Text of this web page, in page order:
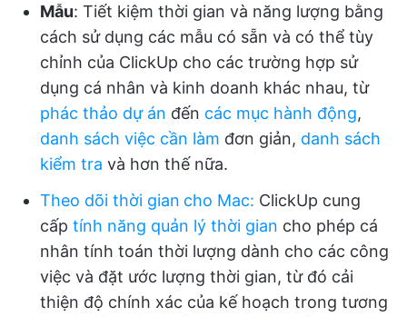
Mẫu: Tiết kiệm thời gian và năng lượng bằng
cách sử dụng các mẫu có sẵn và có thể tùy
chỉnh của ClickUp cho các trường hợp sử
dụng cá nhân và kinh doanh khác nhau, từ
phác thảo dự án đến các mục hành động,
danh sách việc cần làm đơn giản, danh sách
kiểm tra và hơn thế nữa.
Theo dõi thời gian cho Mac: ClickUp cung
cấp tính năng quản lý thời gian cho phép cá
nhân tính toán thời lượng dành cho các công
việc và đặt ước lượng thời gian, từ đó cải
thiện độ chính xác của kế hoạch trong tương